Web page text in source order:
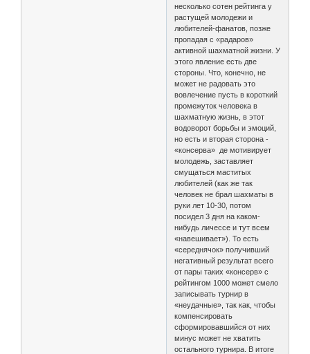
несколько сотен рейтинга у
растущей молодежи и
любителей-фанатов, позже
пропадая с «радаров»
активной шахматной жизни. У
этого явление есть две
стороны. Что, конечно, не
может не радовать это
вовлечение пусть в короткий
промежуток человека в
шахматную жизнь, в этот
водоворот борьбы и эмоций,
но есть и вторая сторона -
«консерва» де мотивирует
молодежь, заставляет
смущаться маститых
любителей (как же так
человек не брал шахматы в
руки лет 10-30, потом
посидел 3 дня на каком-
нибудь личессе и тут всем
«навешивает»). То есть
«середнячок» получивший
негативный результат всего
от пары таких «консерв» с
рейтингом 1000 может смело
записывать турнир в
«неудачные», так как, чтобы
компенсировать
сформировавшийся от них
минус может не хватить
остального турнира. В итоге